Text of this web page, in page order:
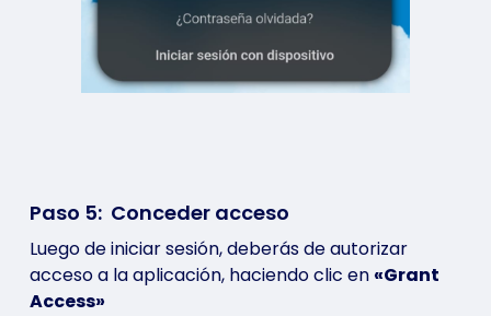
Paso 5: Conceder acceso
Luego de iniciar sesión, deberás de autorizar
acceso a la aplicación, haciendo clic en «Grant
Access»